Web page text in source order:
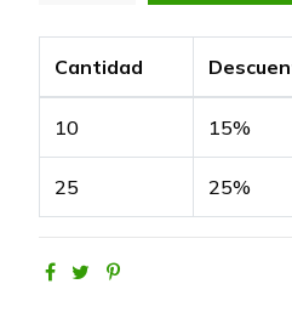
Cantidad
10 15%
25 25%